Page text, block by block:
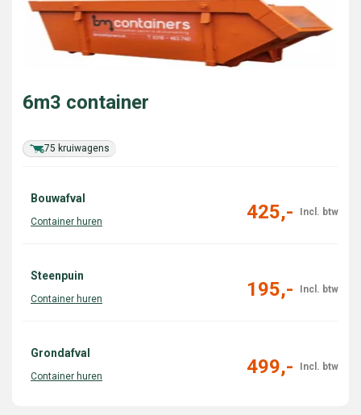
75 kruiwagens
6m3 container
Bouwafval
425,-
Steenpuin
195,-
Grondafval
499,-